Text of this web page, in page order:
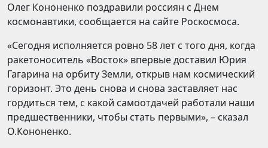
Олег Кононенко поздравили россиян с Днем
космонавтики, сообщается на сайте Роскосмоса.
«Сегодня исполняется ровно 58 лет с того дня, когда
ракетоноситель «Восток» впервые доставил Юрия
Гагарина на орбиту Земли, открыв нам космический
горизонт. Это день снова и снова заставляет нас
гордиться тем, с какой самоотдачей работали наши
предшественники, чтобы стать первыми», – сказал
О.Кононенко.